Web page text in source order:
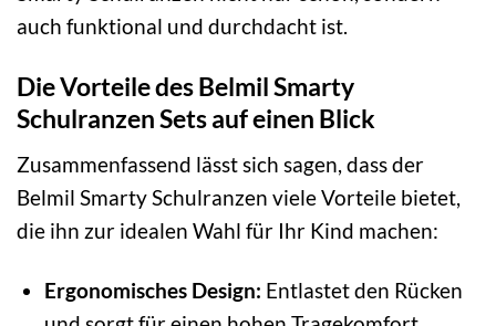
auch funktional und durchdacht ist.
Die Vorteile des Belmil Smarty
Schulranzen Sets auf einen Blick
Zusammenfassend lässt sich sagen, dass der
Belmil Smarty Schulranzen viele Vorteile bietet,
die ihn zur idealen Wahl für Ihr Kind machen:
Ergonomisches Design: Entlastet den Rücken